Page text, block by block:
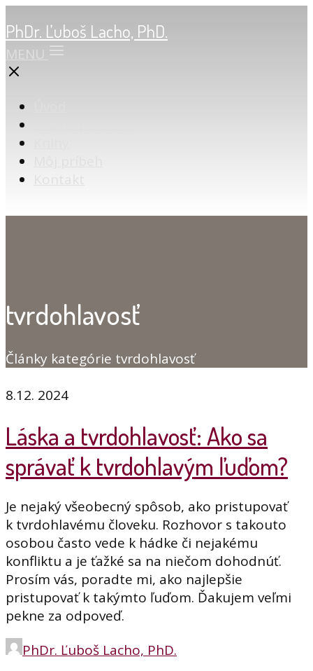
PhDr. Ľuboš Lacho, PhD.
MENU
tvrdohlavosť
Články kategórie tvrdohlavosť
8.12. 2024
Láska a tvrdohlavosť: Ako sa
správať k tvrdohlavým ľuďom?
Je nejaký všeobecný spôsob, ako pristupovať
k tvrdohlavému človeku. Rozhovor s takouto
osobou často vede k hádke či nejakému
konfliktu a je ťažké sa na niečom dohodnúť.
Prosím vás, poradte mi, ako najlepšie
pristupovať k takýmto ľuďom. Ďakujem veľmi
pekne za odpoveď.
PhDr. Ľuboš Lacho, PhD.